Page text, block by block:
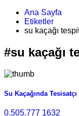
Ana Sayfa
Etiketler
su kaçağı
#su kaçağı
Su Kaçağında
0.505.777 1632